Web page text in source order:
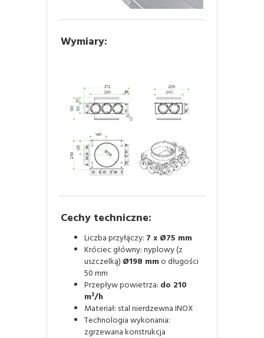
Wymiary:
Cechy techniczne:
Liczba przyłączy: 7 x Ø75 mm
Króciec główny: nyplowy (z
uszczelką) Ø198 mmo długości
50 mm
Przepływ powietrza: do 210
m³/h
Materiał: stal nierdzewna INOX
Technologia wykonania:
zgrzewana konstrukcja